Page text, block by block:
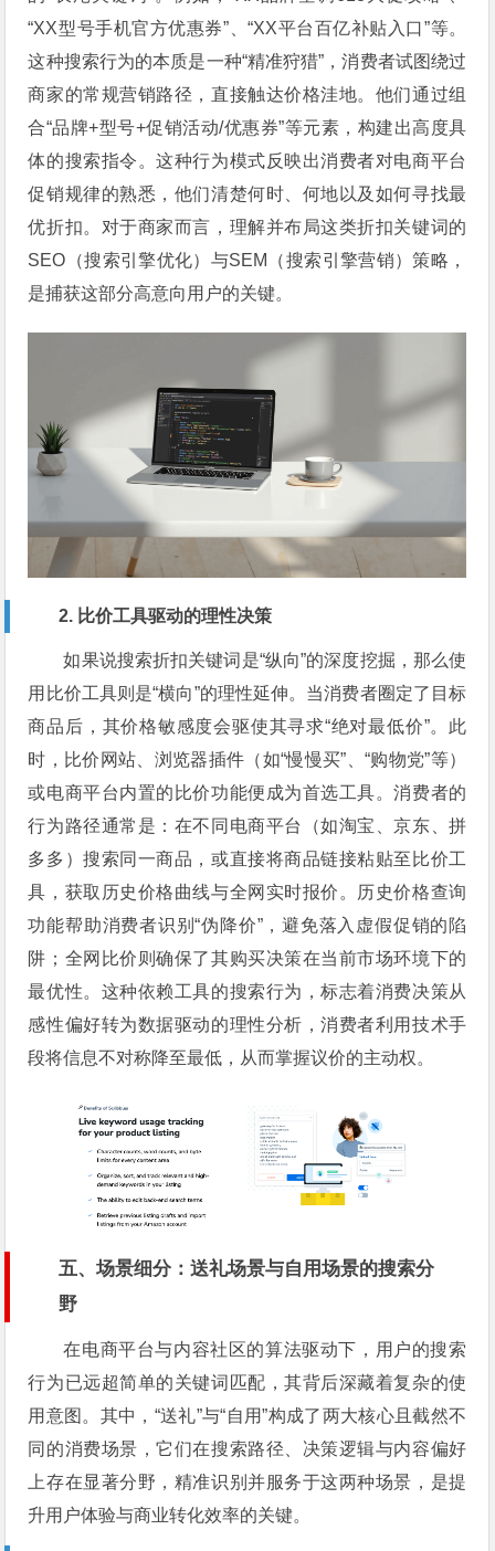
“XX型号手机官方优惠券”、“XX平台百亿补贴入口”等。
这种搜索行为的本质是一种“精准狩猎”，消费者试图绕过
商家的常规营销路径，直接触达价格洼地。他们通过组
合“品牌+型号+促销活动/优惠券”等元素，构建出高度具
体的搜索指令。这种行为模式反映出消费者对电商平台
促销规律的熟悉，他们清楚何时、何地以及如何寻找最
优折扣。对于商家而言，理解并布局这类折扣关键词的
SEO（搜索引擎优化）与SEM（搜索引擎营销）策略，
是捕获这部分高意向用户的关键。
2. 比价工具驱动的理性决策
如果说搜索折扣关键词是“纵向”的深度挖掘，那么使
用比价工具则是“横向”的理性延伸。当消费者圈定了目标
商品后，其价格敏感度会驱使其寻求“绝对最低价”。此
时，比价网站、浏览器插件（如“慢慢买”、“购物党”等）
或电商平台内置的比价功能便成为首选工具。消费者的
行为路径通常是：在不同电商平台（如淘宝、京东、拼
多多）搜索同一商品，或直接将商品链接粘贴至比价工
具，获取历史价格曲线与全网实时报价。历史价格查询
功能帮助消费者识别“伪降价”，避免落入虚假促销的陷
阱；全网比价则确保了其购买决策在当前市场环境下的
最优性。这种依赖工具的搜索行为，标志着消费决策从
感性偏好转为数据驱动的理性分析，消费者利用技术手
段将信息不对称降至最低，从而掌握议价的主动权。
五、场景细分：送礼场景与自用场景的搜索分
野
在电商平台与内容社区的算法驱动下，用户的搜索
行为已远超简单的关键词匹配，其背后深藏着复杂的使
用意图。其中，“送礼”与“自用”构成了两大核心且截然不
同的消费场景，它们在搜索路径、决策逻辑与内容偏好
上存在显著分野，精准识别并服务于这两种场景，是提
升用户体验与商业转化效率的关键。